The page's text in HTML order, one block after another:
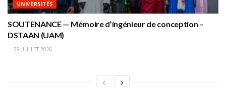
UNIVERSITÉS
SOUTENANCE — Mémoire d’ingénieur de conception –
DSTAAN (UAM)
29 JUILLET 2026